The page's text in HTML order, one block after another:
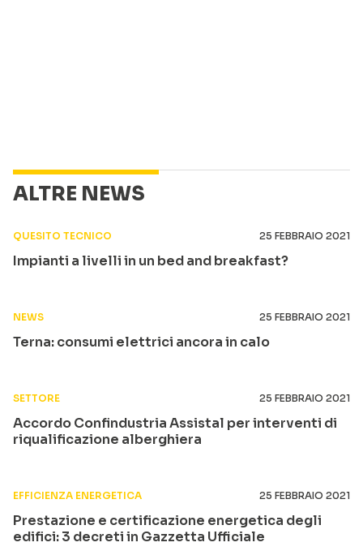
ALTRE NEWS
QUESITO TECNICO 25 FEBBRAIO 2021
Impianti a livelli in un bed and breakfast?
NEWS 25 FEBBRAIO 2021
Terna: consumi elettrici ancora in calo
SETTORE 25 FEBBRAIO 2021
Accordo Confindustria Assistal per interventi di
riqualificazione alberghiera
EFFICIENZA ENERGETICA 25 FEBBRAIO 2021
Prestazione e certificazione energetica degli
edifici: 3 decreti in Gazzetta Ufficiale